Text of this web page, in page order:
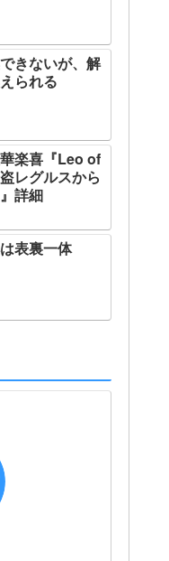
きないが、解
られる
華楽喜『Leo of
レグルスから
詳細
表裏一体